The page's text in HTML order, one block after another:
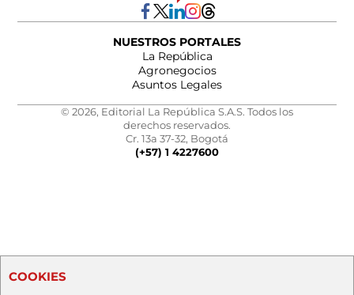
NUESTROS PORTALES
La República
Agronegocios
Asuntos Legales
© 2026, Editorial La República S.A.S. Todos los
derechos reservados.
Cr. 13a 37-32, Bogotá
(+57) 1 4227600
COOKIES